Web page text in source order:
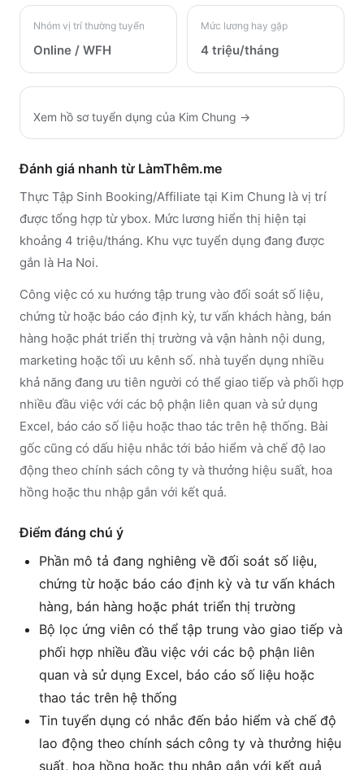
Nhóm vị trí thường tuyển
Online / WFH
Mức lương hay gặp
4 triệu/tháng
Xem hồ sơ tuyển dụng của Kim Chung →
Đánh giá nhanh từ LàmThêm.me
Thực Tập Sinh Booking/Affiliate tại Kim Chung là vị trí
được tổng hợp từ ybox. Mức lương hiển thị hiện tại
khoảng 4 triệu/tháng. Khu vực tuyển dụng đang được
gắn là Ha Noi.
Công việc có xu hướng tập trung vào đối soát số liệu,
chứng từ hoặc báo cáo định kỳ, tư vấn khách hàng, bán
hàng hoặc phát triển thị trường và vận hành nội dung,
marketing hoặc tối ưu kênh số. nhà tuyển dụng nhiều
khả năng đang ưu tiên người có thể giao tiếp và phối hợp
nhiều đầu việc với các bộ phận liên quan và sử dụng
Excel, báo cáo số liệu hoặc thao tác trên hệ thống. Bài
gốc cũng có dấu hiệu nhắc tới bảo hiểm và chế độ lao
động theo chính sách công ty và thưởng hiệu suất, hoa
hồng hoặc thu nhập gắn với kết quả.
Điểm đáng chú ý
Phần mô tả đang nghiêng về đối soát số liệu,
chứng từ hoặc báo cáo định kỳ và tư vấn khách
hàng, bán hàng hoặc phát triển thị trường
Bộ lọc ứng viên có thể tập trung vào giao tiếp và
phối hợp nhiều đầu việc với các bộ phận liên
quan và sử dụng Excel, báo cáo số liệu hoặc
thao tác trên hệ thống
Tin tuyển dụng có nhắc đến bảo hiểm và chế độ
lao động theo chính sách công ty và thưởng hiệu
suất, hoa hồng hoặc thu nhập gắn với kết quả